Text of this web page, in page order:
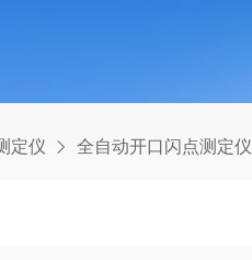
定仪 全自动开口闪点测定仪